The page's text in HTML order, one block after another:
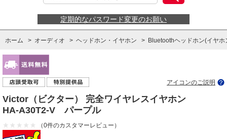
定期的なパスワード変更のお願い
ホーム > オーディオ > ヘッドホン・イヤホン > Bluetoothヘッドホン(イヤホ
ホーム > オーディオ
アイコンのご説明
Victor（ビクター） 完全ワイヤレスイヤホン
HA-A30T2-V パープル
（0件のカスタマーレビュー）